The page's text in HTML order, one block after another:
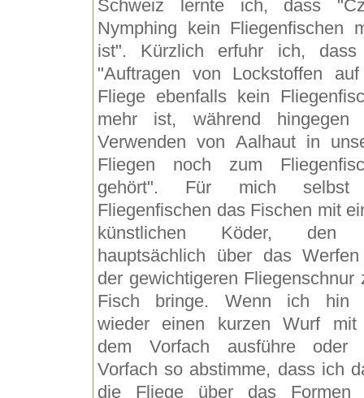
Schweiz lernte ich, dass
Nymphing kein Fliegenfischen
ist". Kürzlich erfuhr ich,
"Auftragen von Lockstoffen
Fliege ebenfalls kein
mehr ist, während hingegen
Verwenden von Aalhaut in
Fliegen noch zum
gehört". Für mich
Fliegenfischen das Fischen mit
künstlichen Köder, den
hauptsächlich über das
der gewichtigeren Fliegenschnur
Fisch bringe. Wenn ich hin
wieder einen kurzen Wurf mit
dem Vorfach ausführe oder
Vorfach so abstimme, dass ich
die Fliege über das Formen